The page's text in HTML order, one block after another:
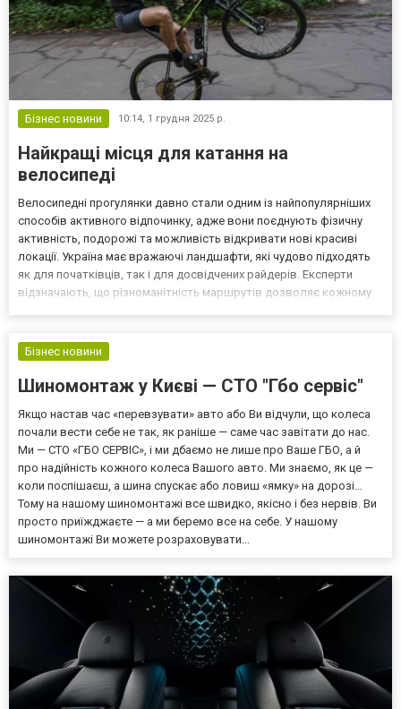
Бізнес новини 10:14, 1 грудня 2025 р.
Найкращі місця для катання на
велосипеді
Велосипедні прогулянки давно стали одним із найпопулярніших
способів активного відпочинку, адже вони поєднують фізичну
активність, подорожі та можливість відкривати нові красиві
локації. Україна має вражаючі ландшафти, які чудово підходять
як для початківців, так і для досвідчених райдерів. Експерти
відзначають, що різноманітність маршрутів дозволяє кожному
Бізнес новини
Шиномонтаж у Києві — СТО "Гбо сервіс"
Якщо настав час «перевзувати» авто або Ви відчули, що колеса
почали вести себе не так, як раніше — саме час завітати до нас.
Ми — СТО «ГБО СЕРВІС», і ми дбаємо не лише про Ваше ГБО, а й
про надійність кожного колеса Вашого авто. Ми знаємо, як це —
коли поспішаєш, а шина спускає або ловиш «ямку» на дорозі…
Тому на нашому шиномонтажі все швидко, якісно і без нервів. Ви
просто приїжджаєте — а ми беремо все на себе. У нашому
шиномонтажі Ви можете розраховувати...